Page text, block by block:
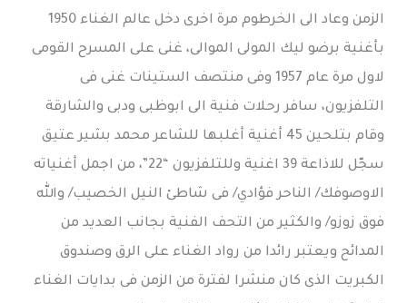
الزمن وعاد الى الخرطوم مرة اخرى دخل عالم الغناء 1950
بأغنية برضو ليك المولى الموالى، غنى على المسرح القومى
لاول مرة عام 1957 وفى منتصف الستينات غنى فى
التلفزيون، سافر رحلات فنية الى ابوظبى ودبى والشارقة
وقام بتلحين 45 أغنية أغلبها للشاعر محمد بشير عتيق
سجّل للاذاعة 39 اغنية وللتلفزيون “22”، من اجمل أغنياته
الاوصوفك/ الناحر فؤادي/ فى شاطئ النيل الخصيب/ والله
فوق زوزو/ والكثير من التحف الفنية بجانب العديد من
المدائح ويعتبر رائدا من رواد الغناء على الرق وصندوق
الكبريت الذى كان منشرا لفترة من الزمن فى بدايات الغناء